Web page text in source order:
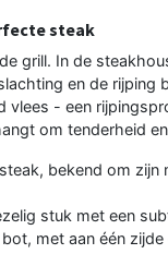
steak
grill. In de
en de rijping
- een
om tenderheid
bekend om
stuk met een
met aan één